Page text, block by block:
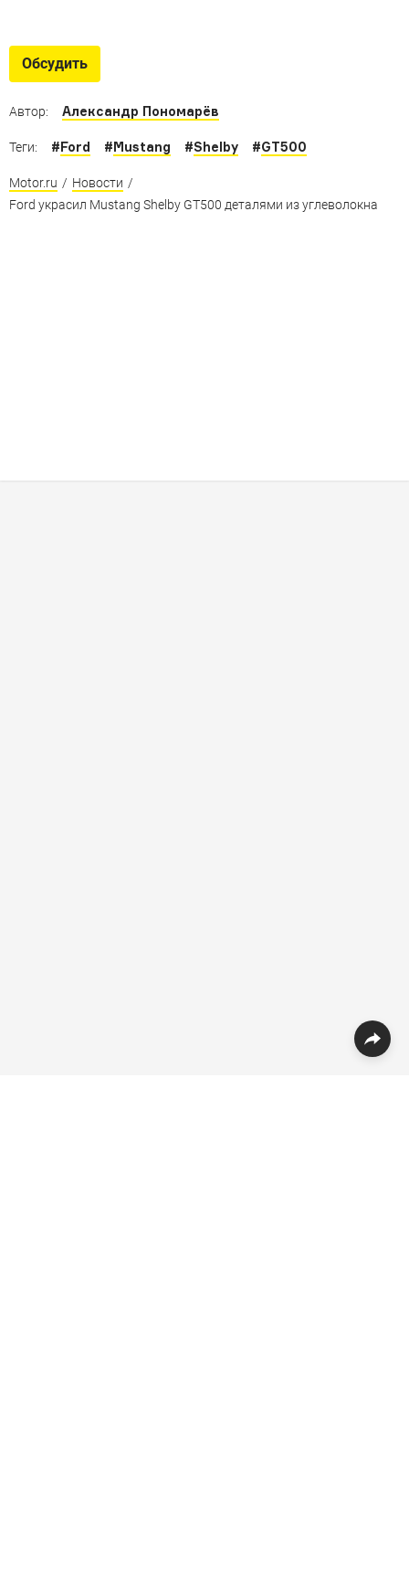
Как изменились самые мускулистые автомобили за 50
Обсудить
Автор: Александр Пономарёв
Теги: #Ford #Mustang #Shelby #GT500
Motor.ru / Новости /
Ford украсил Mustang Shelby GT500 деталями из углеволокна